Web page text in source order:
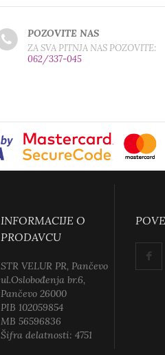
POZOVITE NAS
ZA SVA PITNJA NAS POZOVITE:
062/337-045
INFORMACIJE O
PRODAVCU
STR VELUR PR, Pančevo
ul.Oslobođenja br.6,
Pančevo 26000
PIB 102059854
MB 56596836
Šifra delatnosti: 4751